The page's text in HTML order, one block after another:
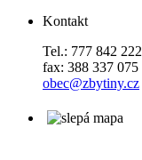
Kontakt
Tel.: 777 842 222
fax: 388 337 075
obec@zbytiny.cz